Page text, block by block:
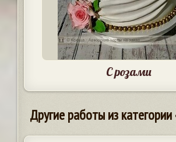
С розами
Другие работы из категории